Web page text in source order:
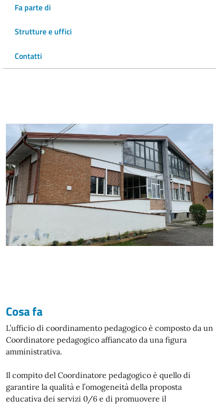
Fa parte di
Strutture e uffici
Contatti
Cosa fa
L’ufficio di coordinamento pedagogico è composto da un
Coordinatore pedagogico affiancato da una figura
amministrativa.
Il compito del Coordinatore pedagogico è quello di
garantire la qualità e l’omogeneità della proposta
educativa dei servizi 0/6 e di promuovere il